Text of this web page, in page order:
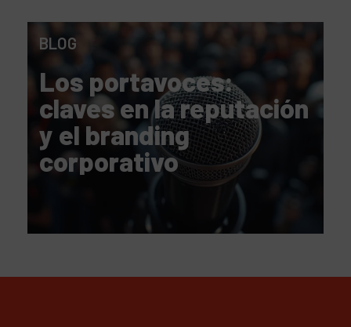
BLOG
Los portavoces:
claves en la reputación
y el branding
corporativo